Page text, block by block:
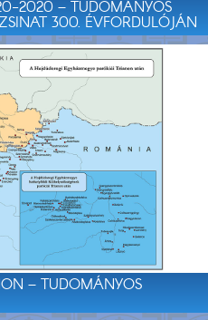
2020 – TUDOMÁNYOS
300. ÉVFORDULÓJÁN
– TUDOMÁNYOS